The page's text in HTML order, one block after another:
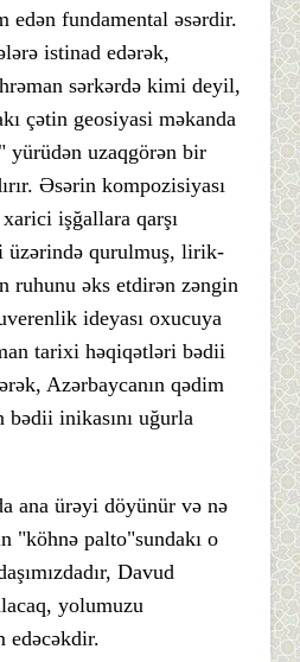
edən fundamental əsərdir.
istinad edərək,
sərkərdə kimi deyil,
çətin geosiyasi məkanda
yürüdən uzaqgörən bir
Əsərin kompozisiyası
işğallara qarşı
üzərində qurulmuş, lirik-
ruhunu əks etdirən zəngin
ideyası oxucuya
tarixi həqiqətləri bədii
Azərbaycanın qədim
inikasını uğurla
ana ürəyi döyünür və nə
"köhnə palto"sundakı o
Davud
yolumuzu
edəcəkdir.